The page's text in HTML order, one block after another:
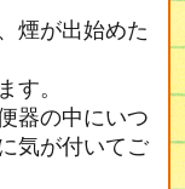
煙が出始めた
す。
器の中にいつ
気が付いてご